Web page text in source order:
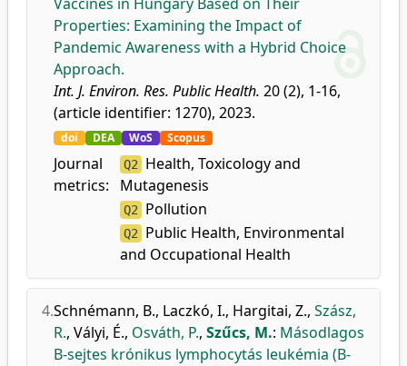
Properties: Examining the Impact of
Pandemic Awareness with a Hybrid Choice
Approach.
Int. J. Environ. Res. Public Health. 20 (2), 1-16,
(article identifier: 1270), 2023.
doi DEA WoS Scopus
Journal
metrics:
Q2
Health, Toxicology and
Mutagenesis
Q2 Pollution
Q2
Public Health, Environmental
and Occupational Health
4.Schnémann, B., Laczkó, I., Hargitai, Z., Szász,
R., Vályi, É., Osváth, P., Szűcs, M.: Másodlagos
B-sejtes krónikus lymphocytás leukémia (B-